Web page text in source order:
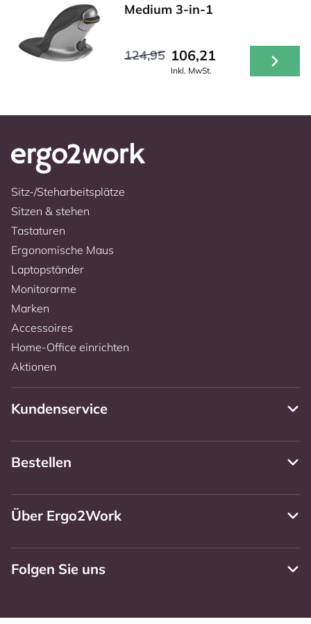
Medium 3-in-1
124,95 106,21
Inkl. MwSt.
Sitz-/Steharbeitsplätze
Sitzen & stehen
Tastaturen
Ergonomische Maus
Laptopständer
Monitorarme
Marken
Accessoires
Home-Office einrichten
Aktionen
Kundenservice
Bestellen
Über Ergo2Work
Folgen Sie uns